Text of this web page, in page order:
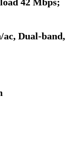
ac, Dual-band,